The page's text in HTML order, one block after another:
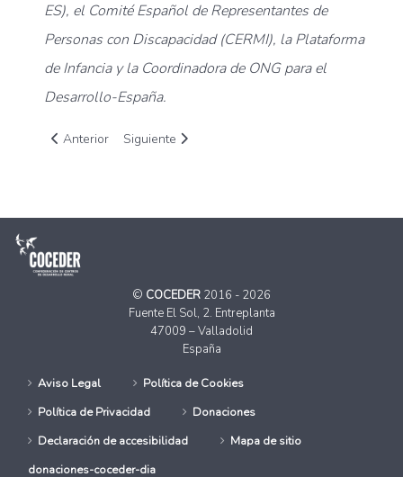
ES), el Comité Español de Representantes de
Personas con Discapacidad (CERMI), la Plataforma
de Infancia y la Coordinadora de ONG para el
Desarrollo-España.
Artículo anterior: Organizaciones de la España Vaciada
Anterior Artículo siguiente: Marcar la “X Solidaria” en la
Siguiente
© COCEDER 2016 - 2026
Fuente El Sol, 2. Entreplanta
47009 – Valladolid
España
Aviso Legal
Política de Cookies
Política de Privacidad
Donaciones
Declaración de accesibilidad
Mapa de sitio
donaciones-coceder-dia